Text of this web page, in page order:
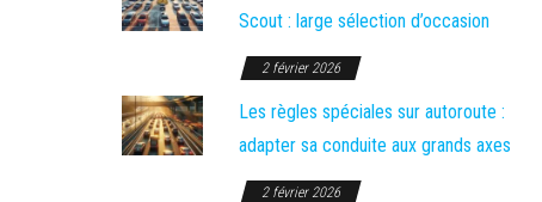
Scout : large sélection d’occasion
2 février 2026
Les règles spéciales sur autoroute :
adapter sa conduite aux grands axes
2 février 2026